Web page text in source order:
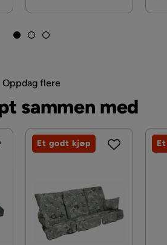
Oppdag flere
sammen med
Et godt kjøp